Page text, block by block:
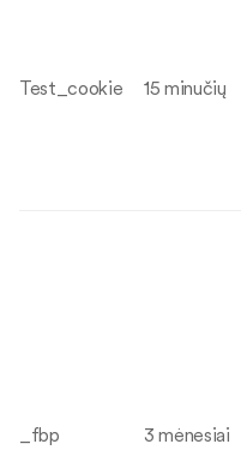
Test_cookie 15 minučių
_fbp 3 mėnesiai